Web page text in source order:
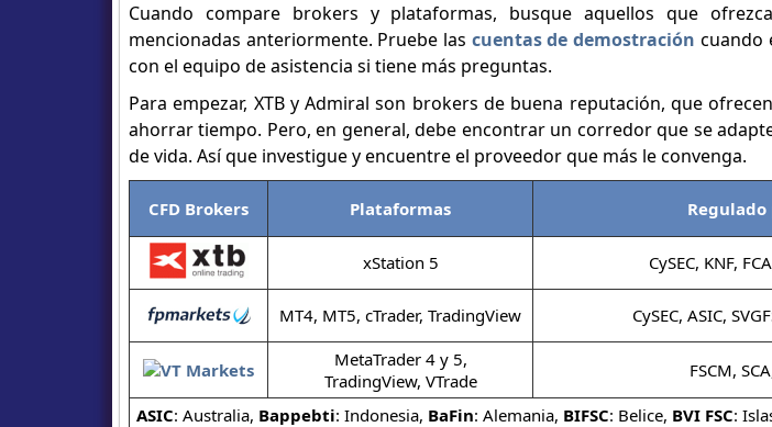
Cuando compare brokers y plataformas, busque aquellos que
mencionadas anteriormente. Pruebe las cuentas de demostración cuando
con el equipo de asistencia si tiene más preguntas.
Para empezar, XTB y Admiral son brokers de buena reputación, que
ahorrar tiempo. Pero, en general, debe encontrar un corredor que se
de vida. Así que investigue y encuentre el proveedor que más le convenga.
CFD Brokers Plataformas Regulado
xStation 5
CySEC, KNF,
MT4, MT5, cTrader, TradingView
CySEC, ASIC,
MetaTrader 4 y 5,
TradingView, VTrade
FSCM,
ASIC: Australia, Bappebti: Indonesia, BaFin: Alemania, BIFSC: Belice, BVI FSC: